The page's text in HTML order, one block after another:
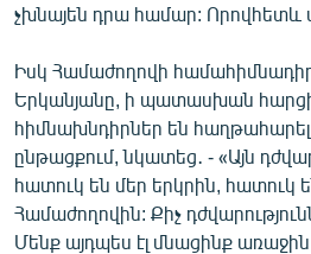
չխնայեն դրա համար: Որովհետև
Իսկ Համաժողովի
Երկանյանը, ի պատասխան
հիմնախնդիրներ են
ընթացքում, նկատեց․ - «Այն
հատուկ են մեր երկրին, հատուկ
Համաժողովին: Քիչ
Մենք այդպես էլ մնացինք